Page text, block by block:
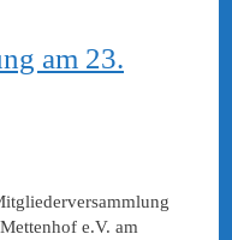
am 23.
e.V. am